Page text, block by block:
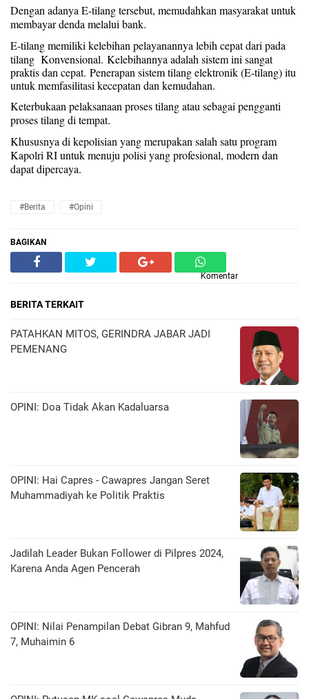
Dengan adanya E-tilang tersebut, memudahkan masyarakat untuk
membayar denda melalui bank.
E-tilang memiliki kelebihan pelayanannya lebih cepat dari pada
tilang Konvensional. Kelebihannya adalah sistem ini sangat
praktis dan cepat. Penerapan sistem tilang elektronik (E-tilang) itu
untuk memfasilitasi kecepatan dan kemudahan.
Keterbukaan pelaksanaan proses tilang atau sebagai pengganti
proses tilang di tempat.
Khususnya di kepolisian yang merupakan salah satu program
Kapolri RI untuk menuju polisi yang profesional, modern dan
dapat dipercaya.
#Berita #Opini
BAGIKAN
Komentar
BERITA TERKAIT
PATAHKAN MITOS, GERINDRA JABAR JADI
PEMENANG
OPINI: Doa Tidak Akan Kadaluarsa
OPINI: Hai Capres - Cawapres Jangan Seret
Muhammadiyah ke Politik Praktis
Jadilah Leader Bukan Follower di Pilpres 2024,
Karena Anda Agen Pencerah
OPINI: Nilai Penampilan Debat Gibran 9, Mahfud
7, Muhaimin 6